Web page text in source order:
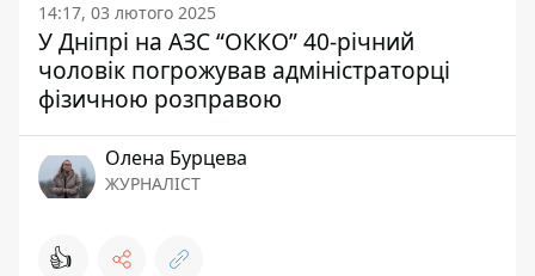
14:17, 03 лютого 2025
У Дніпрі на АЗС “ОККО” 40-річний
чоловік погрожував адміністраторці
фізичною розправою
Олена Бурцева
ЖУРНАЛІСТ
👍